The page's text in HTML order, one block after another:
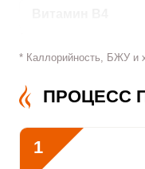
Витамин В12
* Каллорийность, БЖУ и
ПРОЦЕСС
1